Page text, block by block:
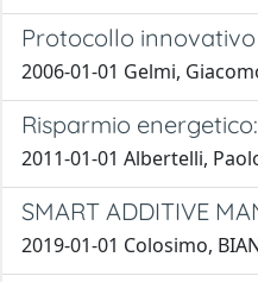
Protocollo
2006-01-01 Gelmi,
Risparmio
2011-01-01 Albertelli,
SMART ADDITIVE
2019-01-01 Colosimo,